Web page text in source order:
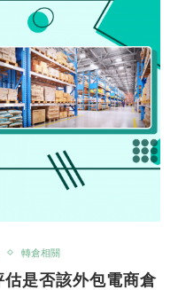
轉倉相關
是否該外包電商倉